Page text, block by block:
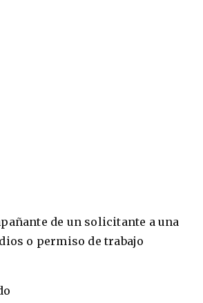
de un solicitante a una
o permiso de trabajo